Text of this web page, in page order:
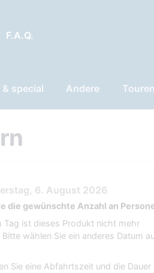
F.A.Q.
& special Andere
6. August 2026
die gewünschte Anzahl an
Tag ist dieses Produkt nicht mehr
wählen Sie ein anderes Datum
Sie eine Abfahrtszeit und die Dauer